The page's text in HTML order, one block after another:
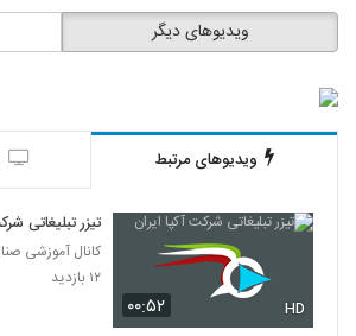
ویدیوهای دیگر
ویدیوهای مرتبط
۰۰:۵۲ HD
تیزر تبلیغاتی
کانال آموزشی
۱۲ بازدید